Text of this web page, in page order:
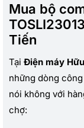
Mua bộ
Tiến
Tại Điện máy
những dòng
nói không với
chợ: